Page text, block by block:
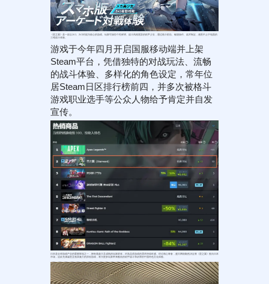
《星之翼》是一款以1V1、2V2对战为核心的游戏。玩家可操控个性鲜明、战斗风格迥异的机甲少女，通过格斗射击、敏捷操作、战术制定，感受不止于地面的
三维战斗体验。
游戏于今年四月开启国服移动端并上架
Steam平台，凭借独特的对战玩法、流畅
的战斗体验、多样化的角色设定，常年位
居Steam日区排行榜前四，并多次被格斗
游戏职业选手等公众人物给予肯定并自发
宣传。
日本是全球游戏产业的重要阵地之一，拥有着庞大且成熟的玩家群体，对高品质游戏的需求持续旺盛。经过精心筹备，盛天网络毅然决定将《星之翼》推向日本
市场，这款充满诚意且独具魅力的原创游戏，将为更多玩家带来酷炫的机甲战斗和浓厚的中国特色文化体验。